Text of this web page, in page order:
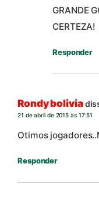
GRANDE
CERTEZA!
Responder
Rondy bolivia
21 de abril de 2015 às 17:51
Otimos
Responder